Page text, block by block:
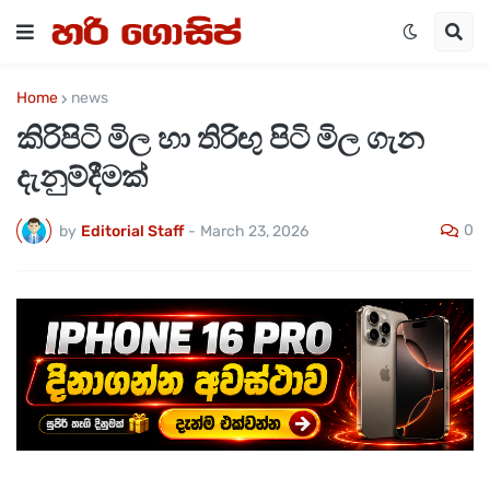
Home news
කිරිපිටි මිල හා තිරිඟු පිටි මිල ගැන
දැනුම්දීමක්
by Editorial Staff - March 23, 2026 0